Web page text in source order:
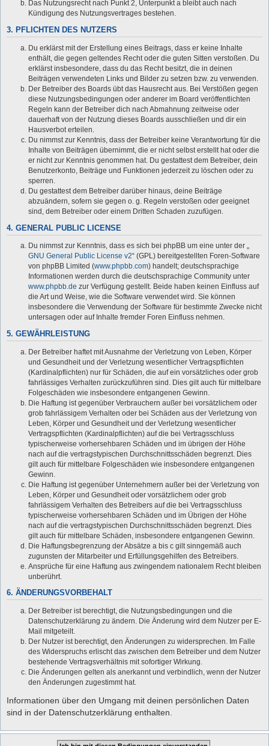
Das Nutzungsrecht nach Punkt 2, Unterpunkt a bleibt auch nach
Kündigung des Nutzungsvertrages bestehen.
3. PFLICHTEN DES NUTZERS
Du erklärst mit der Erstellung eines Beitrags, dass er keine Inhalte
enthält, die gegen geltendes Recht oder die guten Sitten verstoßen. Du
erklärst insbesondere, dass du das Recht besitzt, die in deinen
Beiträgen verwendeten Links und Bilder zu setzen bzw. zu verwenden.
Der Betreiber des Boards übt das Hausrecht aus. Bei Verstößen gegen
diese Nutzungsbedingungen oder anderer im Board veröffentlichten
Regeln kann der Betreiber dich nach Abmahnung zeitweise oder
dauerhaft von der Nutzung dieses Boards ausschließen und dir ein
Hausverbot erteilen.
Du nimmst zur Kenntnis, dass der Betreiber keine Verantwortung für die
Inhalte von Beiträgen übernimmt, die er nicht selbst erstellt hat oder die
er nicht zur Kenntnis genommen hat. Du gestattest dem Betreiber, dein
Benutzerkonto, Beiträge und Funktionen jederzeit zu löschen oder zu
sperren.
Du gestattest dem Betreiber darüber hinaus, deine Beiträge
abzuändern, sofern sie gegen o. g. Regeln verstoßen oder geeignet
sind, dem Betreiber oder einem Dritten Schaden zuzufügen.
4. GENERAL PUBLIC LICENSE
Du nimmst zur Kenntnis, dass es sich bei phpBB um eine unter der „
GNU General Public License v2“ (GPL) bereitgestellten Foren-Software
von phpBB Limited (www.phpbb.com) handelt; deutschsprachige
Informationen werden durch die deutschsprachige Community unter
www.phpbb.de zur Verfügung gestellt. Beide haben keinen Einfluss auf
die Art und Weise, wie die Software verwendet wird. Sie können
insbesondere die Verwendung der Software für bestimmte Zwecke nicht
untersagen oder auf Inhalte fremder Foren Einfluss nehmen.
5. GEWÄHRLEISTUNG
Der Betreiber haftet mit Ausnahme der Verletzung von Leben, Körper
und Gesundheit und der Verletzung wesentlicher Vertragspflichten
(Kardinalpflichten) nur für Schäden, die auf ein vorsätzliches oder grob
fahrlässiges Verhalten zurückzuführen sind. Dies gilt auch für mittelbare
Folgeschäden wie insbesondere entgangenen Gewinn.
Die Haftung ist gegenüber Verbrauchern außer bei vorsätzlichem oder
grob fahrlässigem Verhalten oder bei Schäden aus der Verletzung von
Leben, Körper und Gesundheit und der Verletzung wesentlicher
Vertragspflichten (Kardinalpflichten) auf die bei Vertragsschluss
typischerweise vorhersehbaren Schäden und im übrigen der Höhe
nach auf die vertragstypischen Durchschnittsschäden begrenzt. Dies
gilt auch für mittelbare Folgeschäden wie insbesondere entgangenen
Gewinn.
Die Haftung ist gegenüber Unternehmern außer bei der Verletzung von
Leben, Körper und Gesundheit oder vorsätzlichem oder grob
fahrlässigem Verhalten des Betreibers auf die bei Vertragsschluss
typischerweise vorhersehbaren Schäden und im Übrigen der Höhe
nach auf die vertragstypischen Durchschnittsschäden begrenzt. Dies
gilt auch für mittelbare Schäden, insbesondere entgangenen Gewinn.
Die Haftungsbegrenzung der Absätze a bis c gilt sinngemäß auch
zugunsten der Mitarbeiter und Erfüllungsgehilfen des Betreibers.
Ansprüche für eine Haftung aus zwingendem nationalem Recht bleiben
unberührt.
6. ÄNDERUNGSVORBEHALT
Der Betreiber ist berechtigt, die Nutzungsbedingungen und die
Datenschutzerklärung zu ändern. Die Änderung wird dem Nutzer per E-
Mail mitgeteilt.
Der Nutzer ist berechtigt, den Änderungen zu widersprechen. Im Falle
des Widerspruchs erlischt das zwischen dem Betreiber und dem Nutzer
bestehende Vertragsverhältnis mit sofortiger Wirkung.
Die Änderungen gelten als anerkannt und verbindlich, wenn der Nutzer
den Änderungen zugestimmt hat.
Informationen über den Umgang mit deinen persönlichen Daten
sind in der Datenschutzerklärung enthalten.